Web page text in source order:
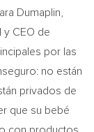
Dumaplin
y CEO de
por las
no están
privados de
que su bebé